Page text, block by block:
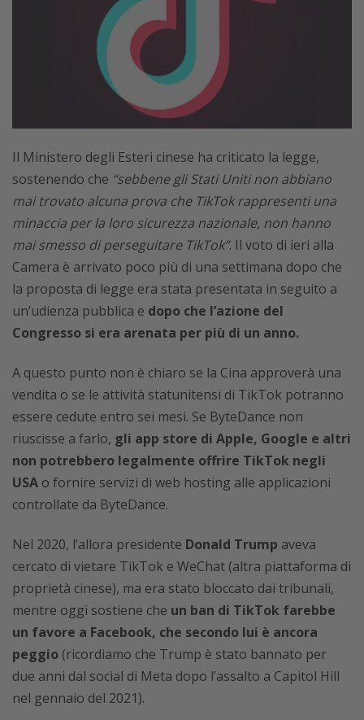
Il Ministero degli Esteri cinese ha criticato la legge,
sostenendo che “sebbene gli Stati Uniti non abbiano
mai trovato alcuna prova che TikTok rappresenti una
minaccia per la loro sicurezza nazionale, non hanno
mai smesso di perseguitare TikTok”. Il voto di ieri alla
Camera è arrivato poco più di una settimana dopo che
la proposta di legge era stata presentata in seguito a
un’udienza pubblica e dopo che l’azione del
Congresso si era arenata per più di un anno.
A questo punto non è chiaro se la Cina approverà una
vendita o se le attività statunitensi di TikTok potranno
essere cedute entro sei mesi. Se ByteDance non
riuscisse a farlo, gli app store di Apple, Google e altri
non potrebbero legalmente offrire TikTok negli
USA o fornire servizi di web hosting alle applicazioni
controllate da ByteDance.
Nel 2020, l’allora presidente Donald Trump aveva
cercato di vietare TikTok e WeChat (altra piattaforma di
proprietà cinese), ma era stato bloccato dai tribunali,
mentre oggi sostiene che un ban di TikTok farebbe
un favore a Facebook, che secondo lui è ancora
peggio (ricordiamo che Trump è stato bannato per
due anni dal social di Meta dopo l’assalto a Capitol Hill
nel gennaio del 2021).